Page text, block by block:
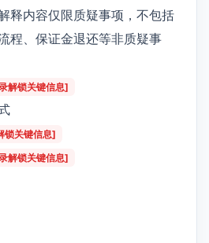
释内容仅限质疑事项，不包括
程、保证金退还等非质疑事
解锁关键信息]
锁关键信息]
解锁关键信息]